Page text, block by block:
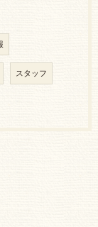
スタッフ